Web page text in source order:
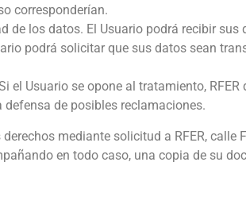
corresponderían.
de los datos. El Usuario podrá recibir
podrá solicitar que sus datos sean
el Usuario se opone al tratamiento,
de posibles reclamaciones.
derechos mediante solicitud a RFER,
en todo caso, una copia de su